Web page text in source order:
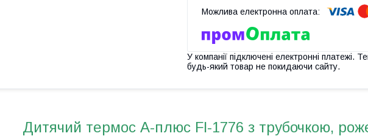
У компанії підключені електронні платежі.
будь-який товар не покидаючи сайту.
Дитячий термос А-плюс Fl-1776 з трубочкою,